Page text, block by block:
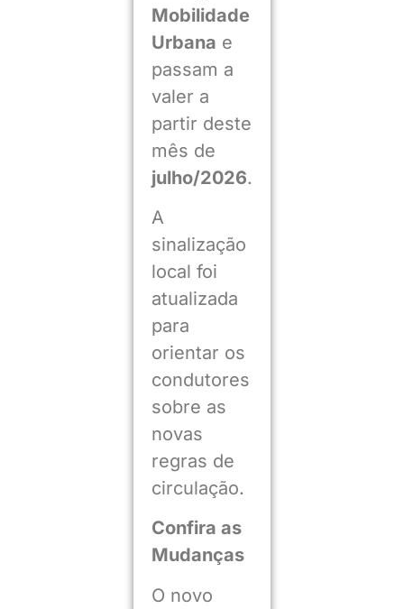
Mobilidade
Urbana e
passam a
valer a
partir deste
mês de
julho/2026.
A
sinalização
local foi
atualizada
para
orientar os
condutores
sobre as
novas
regras de
circulação.
Confira as
Mudanças
O novo